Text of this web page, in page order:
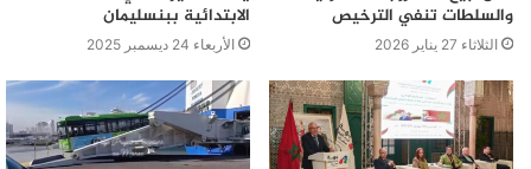
والسلطات تنفي الترخيص
الثلاثاء 27 يناير 2026
الابتدائية ببنسليمان
الأربعاء 24 ديسمبر 2025